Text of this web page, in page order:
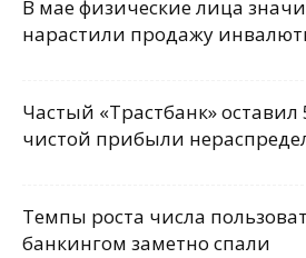
В мае физические лица
нарастили продажу
Частый «Трастбанк» оставил
чистой прибыли
Темпы роста числа
банкингом заметно спали